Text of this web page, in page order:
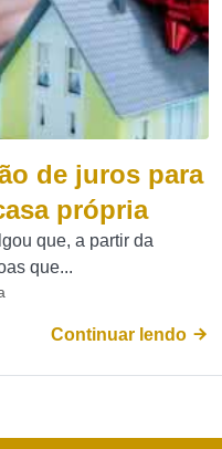
de juros para
própria
que, a partir da
que...
Continuar lendo